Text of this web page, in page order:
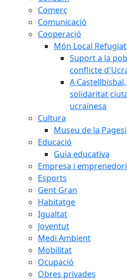
Comerç
Comunicació
Cooperació
Món Local
Suport a la
conflicte
A
solidaritat
ucraïnesa
Cultura
Museu de la
Educació
Guia educativa
Empresa i
Esports
Gent Gran
Habitatge
Igualtat
Joventut
Medi Ambient
Mobilitat
Ocupació
Obres privades